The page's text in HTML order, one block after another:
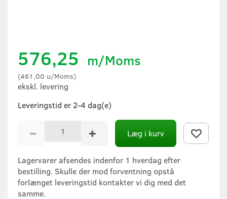
576,25 m/Moms
(461,00 u/Moms)
ekskl. levering
Leveringstid er 2-4 dag(e)
Læg i kurv
Lagervarer afsendes indenfor 1 hverdag efter
bestilling. Skulle der mod forventning opstå
forlænget leveringstid kontakter vi dig med det
samme.